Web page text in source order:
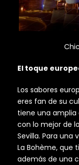
El toque
Los sabores
eres fan de su
tiene una
con lo mejor de
Sevilla. Para
La Bohème, que
además de una